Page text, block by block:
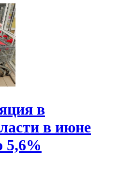
в
в июне
5,6%